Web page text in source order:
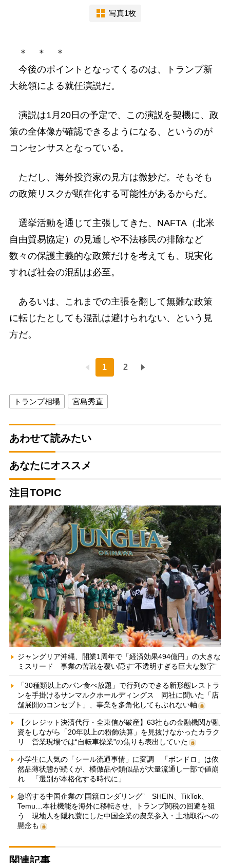
写真1枚
＊ ＊ ＊
今後のポイントとなってくるのは、トランプ新
大統領による就任演説だ。
演説は1月20日の予定で、この演説を契機に、政
策の全体像が確認できるようになる、というのが
コンセンサスとなっている。
ただし、海外投資家の見方は微妙だ。そもそも
の政策リスクが顕在化する可能性があるからだ。
選挙活動を通じて主張してきた、NAFTA（北米
自由貿易協定）の見通しや不法移民の排除など
数々の保護主義的な政策だけを考えても、現実化
すれば社会の混乱は必至。
あるいは、これまでの主張を翻して無難な政策
に転じたとしても混乱は避けられない、という見
方だ。
1 2
トランプ相場 宮島秀直
あわせて読みたい
あなたにオススメ
注目TOPIC
ジャングリア沖縄、開業1周年で「経済効果494億円」の大きな
ミスリード 事業の苦戦を覆い隠す“不透明すぎる巨大な数字”
「30種類以上のパン食べ放題」で行列のできる新形態レストラ
ンを手掛けるサンマルクホールディングス 同社に聞いた「店
舗展開のコンセプト」、事業を多角化してもぶれない軸
【クレジット決済代行・全東信が破産】63社もの金融機関が融
資をしながら「20年以上の粉飾決算」を見抜けなかったカラク
リ 営業現場では“自転車操業”の焦りも表出していた
小学生に人気の「シール流通事情」に変調 「ボンドロ」は依
然品薄状態が続くが、模倣品や類似品が大量流通し一部で値崩
れ 「選別が本格化する時代に」
急増する中国企業の“国籍ロンダリング” SHEIN、TikTok、
Temu…本社機能を海外に移転させ、トランプ関税の回避を狙
う 現地人を隠れ蓑にした中国企業の農業参入・土地取得への
懸念も
関連記事